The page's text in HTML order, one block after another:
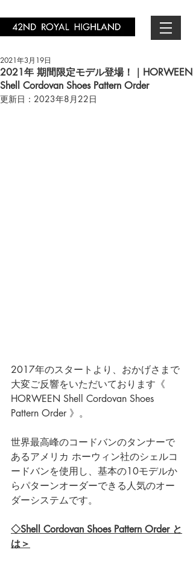
2021年 期間限定モデル登場！｜HORWEEN
Shell Cordovan Shoes Pattern Order
2021年3月19日
更新日： 2023年8月22日
2017年のスタートより、おかげさまで
大変ご反響をいただいております《
HORWEEN Shell Cordovan Shoes
Pattern Order 》。
世界最高峰のコードバンのタンナーで
あるアメリカ ホーウィン社のシェルコ
ードバンを使用し、基本の10モデルか
らパターンオーダーできる人気のオー
ダーシステムです。
◇Shell Cordovan Shoes Pattern Order と
は＞